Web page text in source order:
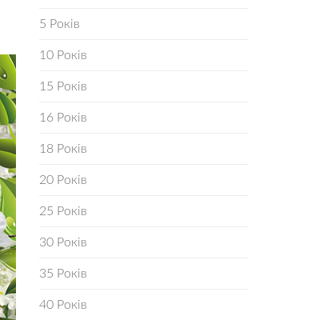
5 Років
10 Років
15 Років
16 Років
18 Років
20 Років
25 Років
30 Років
35 Років
40 Років